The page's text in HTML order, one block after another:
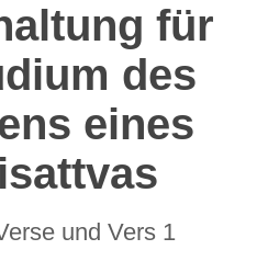
für
des
eines
und Vers 1